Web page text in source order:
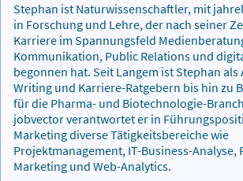
Stephan ist Naturwissenschaftler, mit
in Forschung und Lehre, der nach seiner
Karriere im Spannungsfeld
Kommunikation, Public Relations und
begonnen hat. Seit Langem ist Stephan
Writing und Karriere-Ratgebern bis hin zu
für die Pharma- und Biotechnologie-
jobvector verantwortet er in
Marketing diverse Tätigkeitsbereiche wie
Projektmanagement, IT-Business-Analyse,
Marketing und Web-Analytics.